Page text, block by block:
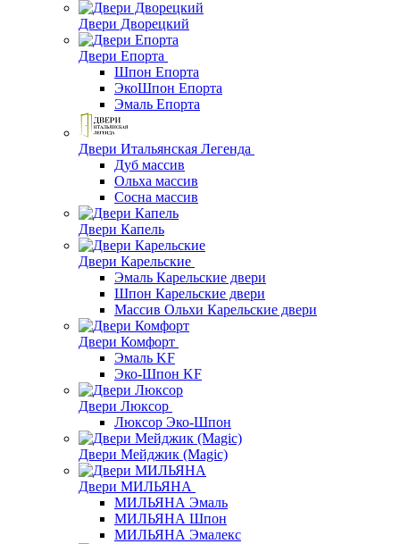
Двери Дворецкий
Двери Епорта
Шпон Епорта
ЭкоШпон Епорта
Эмаль Епорта
Двери Итальянская Легенда
Дуб массив
Ольха массив
Сосна массив
Двери Капель
Двери Карельские
Эмаль Карельские двери
Шпон Карельские двери
Массив Ольхи Карельские двери
Двери Комфорт
Эмаль KF
Эко-Шпон KF
Двери Люксор
Люксор Эко-Шпон
Двери Мейджик (Magic)
Двери МИЛЬЯНА
МИЛЬЯНА Эмаль
МИЛЬЯНА Шпон
МИЛЬЯНА Эмалекс